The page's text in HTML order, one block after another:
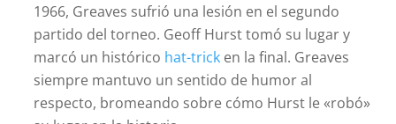
1966, Greaves sufrió una lesión en el segundo
partido del torneo. Geoff Hurst tomó su lugar y
marcó un histórico hat-trick en la final. Greaves
siempre mantuvo un sentido de humor al
respecto, bromeando sobre cómo Hurst le «robó»